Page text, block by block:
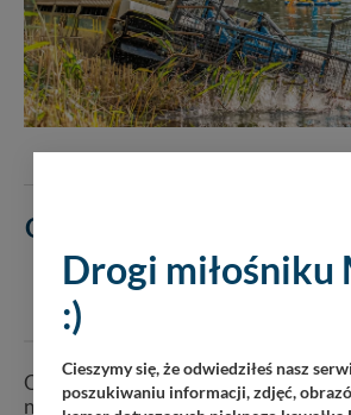
Odmulanie zbiorników
koparka czy usługi
Obrączki ślubne – klasyczne czy
nowoczesne? Jak wybrać model na
Drogi miłośniku
:)
Cieszymy się, że odwiedziłeś nasz
poszukiwaniu informacji, zdjęć,